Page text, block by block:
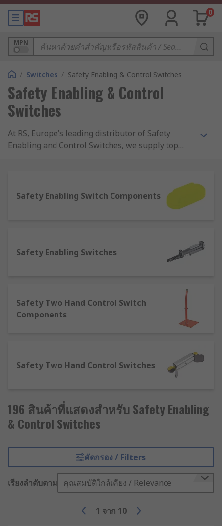
0
MPN
/ Switches / Safety Enabling & Control Switches
Safety Enabling & Control
Switches
At RS, Europe’s leading distributor of Safety
Enabling and Control Switches, we supply top
approved and of the highest quality. With
possibly the biggest range of Safety Enabling and
With a reassuring commitment to quality, it’s no
wonder customers in over 160 countries buy from
and other electronic spares across our catalogue.
For assistance on our range of Safety Enabling
and Control Switches why not take advantage of
our very helpful technical team online. Whether
next day delivery on thousands of catalogue
basket over £500), get in touch to negotiate
flexible pricing options – we’re happy to work
with your budget. Either way, customers can
knowledgeable team, and reassurance that
comes from knowing that our commitment to
excellence is absolute. RS adheres to the highest
standards for business-to-business companies,
our range of products or an accessory we’ll
Safety Enabling Switch Components
Safety Enabling Switches
Safety Two Hand Control Switch
Components
Safety Two Hand Control Switches
196 สินค้าที่แสดงสำหรับ Safety Enabling
& Control Switches
คัดกรอง / Filters
เรียงลำดับตาม คุณสมบัติใกล้เคียง / Relevance
1 จาก 10